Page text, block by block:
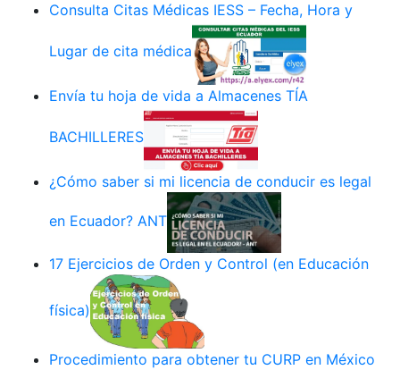
Consulta Citas Médicas IESS – Fecha, Hora y
Lugar de cita médica
Envía tu hoja de vida a Almacenes TÍA
BACHILLERES
¿Cómo saber si mi licencia de conducir es legal
en Ecuador? ANT
17 Ejercicios de Orden y Control (en Educación
física)
Procedimiento para obtener tu CURP en México